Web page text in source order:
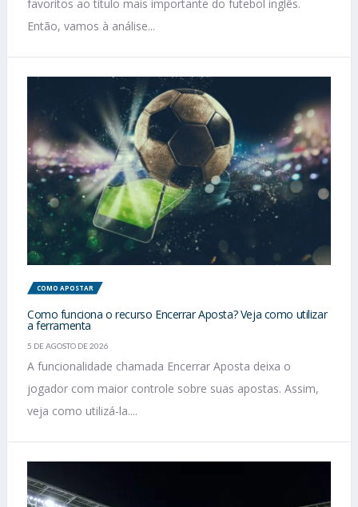
favoritos ao título mais importante do futebol inglês.
Então, vamos à análise...
COMO APOSTAR
Como funciona o recurso Encerrar Aposta? Veja como utilizar
a ferramenta
5 DE AGOSTO DE 2026
A funcionalidade chamada Encerrar Aposta deixa o
jogador com maior controle sobre suas apostas. Assim,
veja como utilizá-la....